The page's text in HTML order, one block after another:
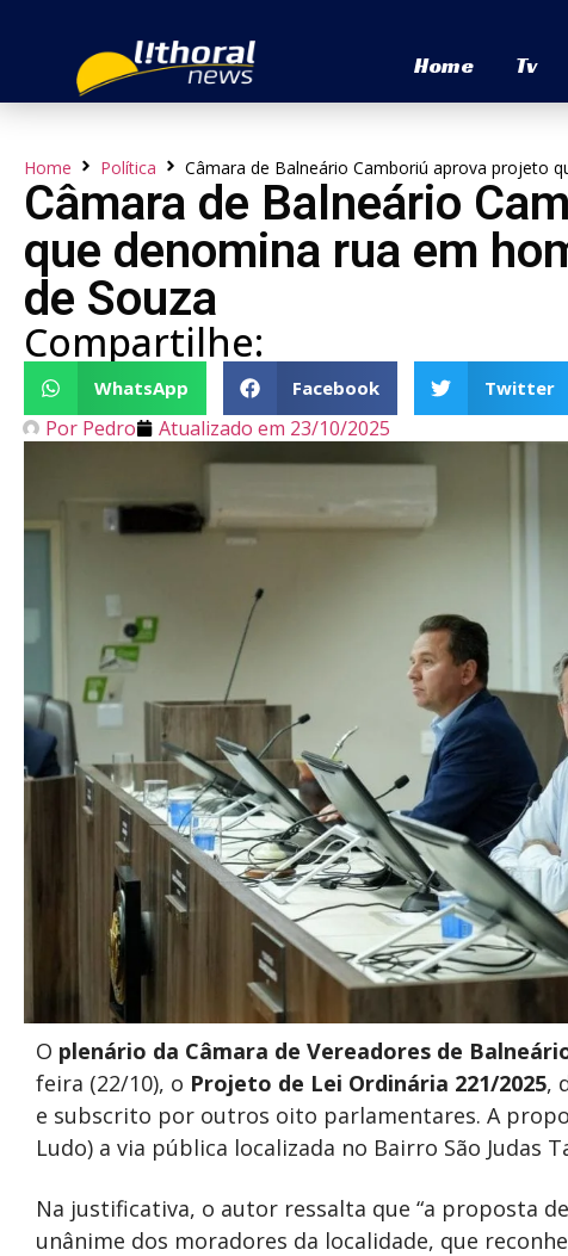
Home Tv
Home Política Câmara de Balneário Camboriú aprova projeto
Câmara de Balneário
que denomina rua em
de Souza
Compartilhe:
WhatsApp Facebook Twitter
Por Pedro Atualizado em 23/10/2025
O plenário da Câmara de Vereadores de
feira (22/10), o Projeto de Lei Ordinária 221/2025,
e subscrito por outros oito parlamentares. A
Ludo) a via pública localizada no Bairro São Judas
Na justificativa, o autor ressalta que “a proposta
unânime dos moradores da localidade, que